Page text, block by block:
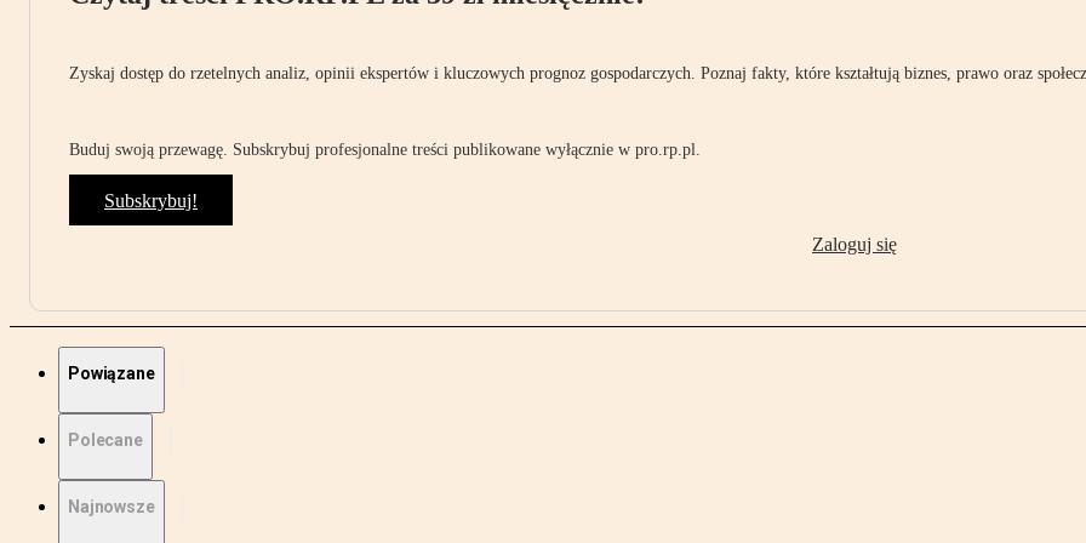
Zyskaj dostęp do rzetelnych analiz, opinii ekspertów i kluczowych prognoz gospodarczych. Poznaj fakty, które kształtują biznes, prawo oraz
Buduj swoją przewagę. Subskrybuj profesjonalne treści publikowane wyłącznie w pro.rp.pl.
Subskrybuj!
Zaloguj się
Powiązane
Polecane
Najnowsze